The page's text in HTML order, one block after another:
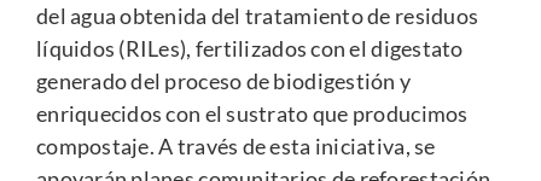
del agua obtenida del tratamiento de residuos
líquidos (RILes), fertilizados con el digestato
generado del proceso de biodigestión y
enriquecidos con el sustrato que producimos
compostaje. A través de esta iniciativa, se